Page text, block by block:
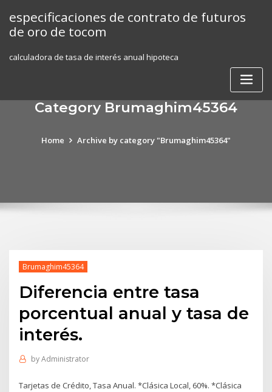
content
especificaciones de contrato de futuros
de oro de tocom
calculadora de tasa de interés anual hipoteca
Category Brumaghim45364
Home Archive by category "Brumaghim45364"
Brumaghim45364
Diferencia entre tasa
porcentual anual y tasa de
interés.
byAdministrator
Tarjetas de Crédito, Tasa Anual. *Clásica Local, 60%. *Clásica